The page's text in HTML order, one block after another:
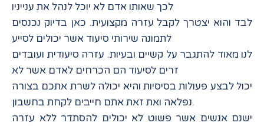
לכך שאותו אדם לא יוכל לנהל את ענייניו
לבד והוא יצטרך לקבל עזרה מקצועית. כאן בדיוק נכנסים
לתמונה שירותי סיעוד אשר יכולים לסייע
לנו מאוד להתגבר על קשיים ובעיות. עזרה סיעודית ועובדים
זרים לסיעוד הם הכרחים לאדם אשר לא
יכול לבצע פעולות בסיסיות והיא יכולה לשרת אתכם בצורה
נפלאה ואת זאת אתם חייבים לקחת בחשבון.
ישנם אנשים אשר פשוט לא יכולים להסתדר ללא עזרה